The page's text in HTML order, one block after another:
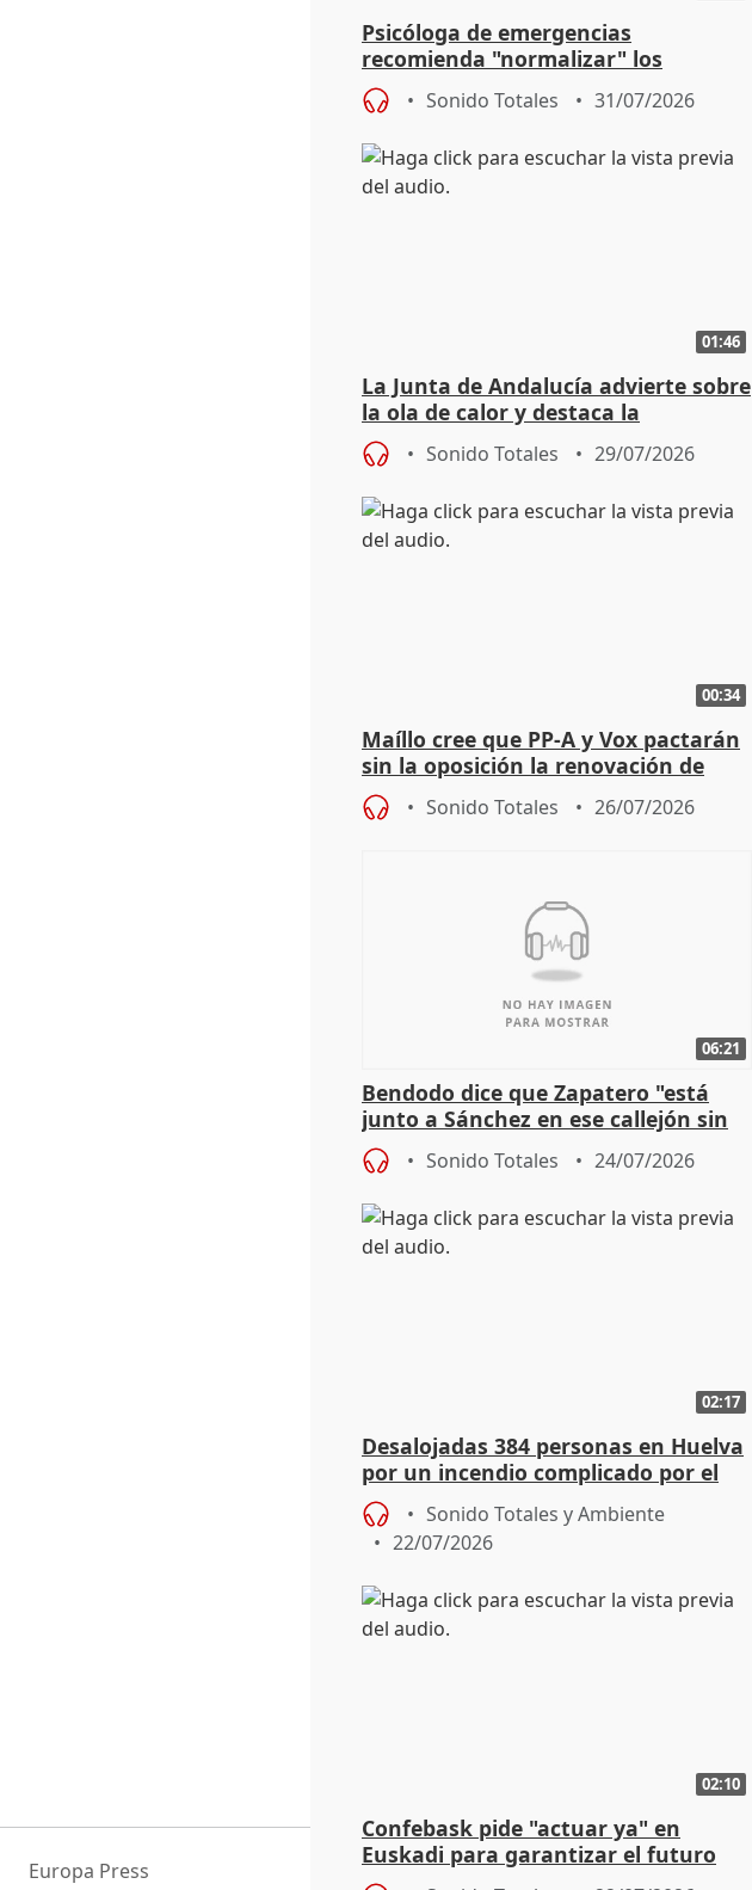
Europa Press
Psicóloga de emergencias
recomienda "normalizar" los
síntomas tras sufrir un incendio
Sonido Totales 31/07/2026
01:46
La Junta de Andalucía advierte sobre
la ola de calor y destaca la
importancia de la prevención
Sonido Totales 29/07/2026
00:34
Maíllo cree que PP-A y Vox pactarán
sin la oposición la renovación de
órganos como el Defensor
Sonido Totales 26/07/2026
06:21
Bendodo dice que Zapatero "está
junto a Sánchez en ese callejón sin
salida
Sonido Totales 24/07/2026
02:17
Desalojadas 384 personas en Huelva
por un incendio complicado por el
viento
Sonido Totales y Ambiente
22/07/2026
02:10
Confebask pide "actuar ya" en
Euskadi para garantizar el futuro
con un pacto de país